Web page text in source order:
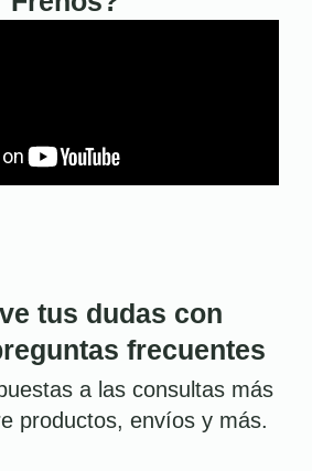
tus dudas con
frecuentes
a las consultas más
productos, envíos y más.